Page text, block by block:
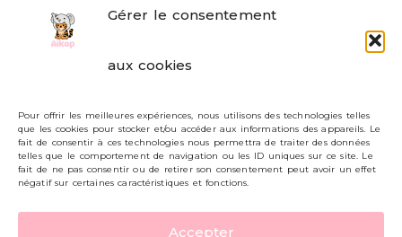
Gérer le consentement
aux cookies
Pour offrir les meilleures expériences, nous utilisons des technologies telles
que les cookies pour stocker et/ou accéder aux informations des appareils. Le
fait de consentir à ces technologies nous permettra de traiter des données
telles que le comportement de navigation ou les ID uniques sur ce site. Le
fait de ne pas consentir ou de retirer son consentement peut avoir un effet
négatif sur certaines caractéristiques et fonctions.
Accepter
Livraisons et retours
Mon compte
Carte cadeau